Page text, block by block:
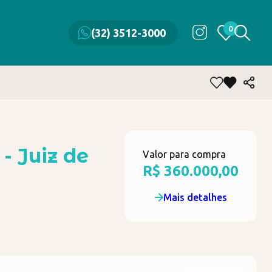
(32) 3512-3000 0
(32) 3512-3000 0
Juiz de
Valor para compra
R$ 360.000,00
Mais detalhes